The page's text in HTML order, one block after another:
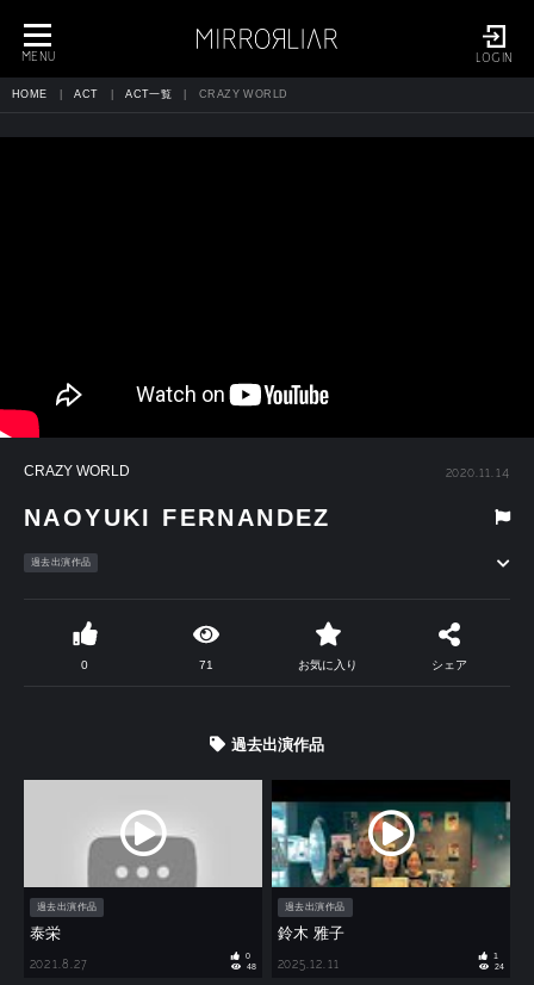
LOGIN
toggle
navigation
MENU
HOME ACT ACT一覧 CRAZY WORLD
CRAZY WORLD 2020.11.14
NAOYUKI FERNANDEZ
過去出演作品
0 71 お気に入り シェア
過去出演作品
過去出演作品
泰栄
2021.8.27
0
48
過去出演作品
鈴木 雅子
2025.12.11
1
24